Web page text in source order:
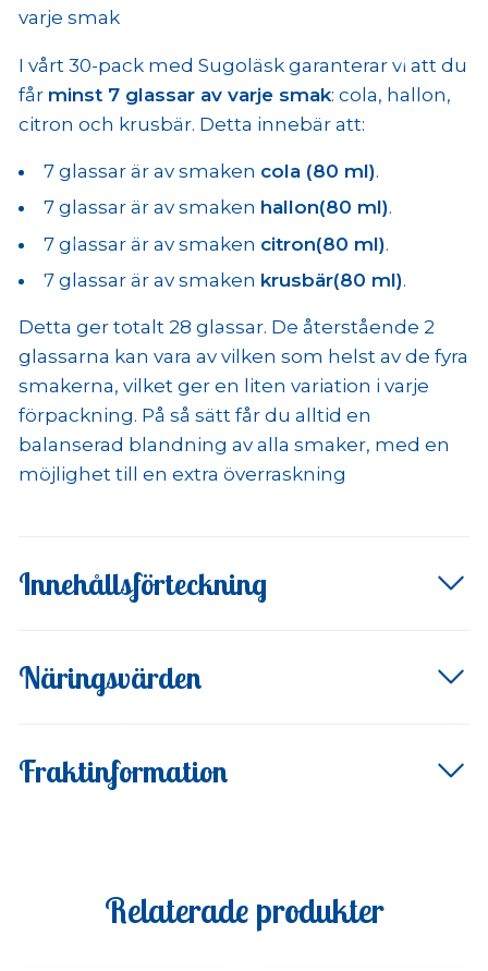
varje smak
I vårt 30-pack med Sugoläsk garanterar vi att du
får minst 7 glassar av varje smak: cola, hallon,
citron och krusbär. Detta innebär att:
7 glassar är av smaken cola (80 ml).
7 glassar är av smaken hallon(80 ml).
7 glassar är av smaken citron(80 ml).
7 glassar är av smaken krusbär(80 ml).
Detta ger totalt 28 glassar. De återstående 2
glassarna kan vara av vilken som helst av de fyra
smakerna, vilket ger en liten variation i varje
förpackning. På så sätt får du alltid en
balanserad blandning av alla smaker, med en
möjlighet till en extra överraskning
Innehållsförteckning
Näringsvärden
Fraktinformation
Relaterade produkter